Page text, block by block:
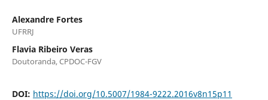
Alexandre Fortes
UFRRJ
Flavia Ribeiro Veras
Doutoranda, CPDOC-FGV
DOI: https://doi.org/10.5007/1984-9222.2016v8n15p11